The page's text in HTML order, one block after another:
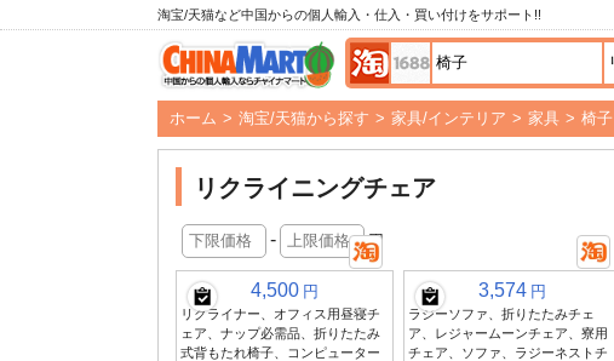
淘宝/天猫など中国からの個人輸入・仕入・買い付けをサポート!!
ホーム > 淘宝/天猫から探す > 家具/インテリア > 家具 > 椅子
リクライニングチェア
- 円
4,500 円
リクライナー、オフィス用昼寝チ
ェア、ナップ必需品、折りたたみ
式背もたれ椅子、コンピューター
3,574 円
ラジーソファ、折りたたみチェ
ア、レジャームーンチェア、寮用
チェア、ソファ、ラジーネストチ